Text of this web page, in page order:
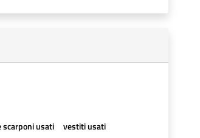
scarponi usati vestiti usati